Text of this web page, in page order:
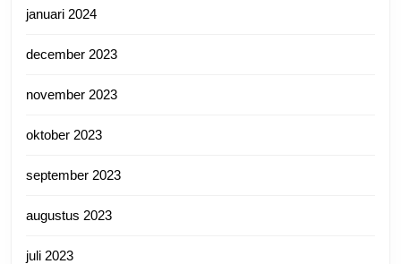
januari 2024
december 2023
november 2023
oktober 2023
september 2023
augustus 2023
juli 2023